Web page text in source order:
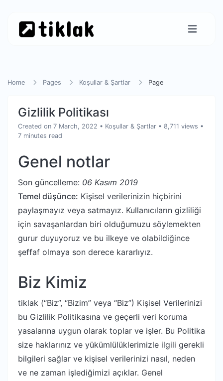
Home Pages Koşullar & Şartlar Page
Gizlilik Politikası
Created on 7 March, 2022 • Koşullar & Şartlar • 8,711 views •
7 minutes read
Genel notlar
Son güncelleme: 06 Kasım 2019
Temel düşünce: Kişisel verilerinizin hiçbirini
paylaşmayız veya satmayız. Kullanıcıların gizliliği
için savaşanlardan biri olduğumuzu söylemekten
gurur duyuyoruz ve bu ilkeye ve olabildiğince
şeffaf olmaya son derece kararlıyız.
Biz Kimiz
tiklak (“Biz”, “Bizim” veya “Biz”) Kişisel Verilerinizi
bu Gizlilik Politikasına ve geçerli veri koruma
yasalarına uygun olarak toplar ve işler. Bu Politika
size haklarınız ve yükümlülüklerimizle ilgili gerekli
bilgileri sağlar ve kişisel verilerinizi nasıl, neden
ve ne zaman işlediğimizi açıklar. Genel